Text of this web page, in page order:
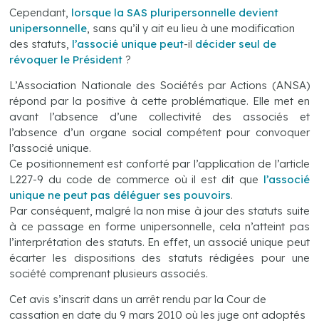
Cependant, lorsque la SAS pluripersonnelle devient
unipersonnelle , sans qu’il y ait eu lieu à une modification
des statuts, l’associé unique peut-il décider seul de
révoquer le Président ?
L’Association Nationale des Sociétés par Actions (ANSA)
répond par la positive à cette problématique. Elle met en
avant l’absence d’une collectivité des associés et
l’absence d’un organe social compétent pour convoquer
l’associé unique.
Ce positionnement est conforté par l’application de l’article
L227-9 du code de commerce où il est dit que l’associé
unique ne peut pas déléguer ses pouvoirs.
Par conséquent, malgré la non mise à jour des statuts suite
à ce passage en forme unipersonnelle, cela n’atteint pas
l’interprétation des statuts. En effet, un associé unique peut
écarter les dispositions des statuts rédigées pour une
société comprenant plusieurs associés.
Cet avis s’inscrit dans un arrêt rendu par la Cour de
cassation en date du 9 mars 2010 où les juge ont adoptés